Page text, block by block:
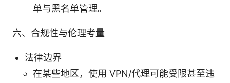
单与黑名单管理。
六、合规性与伦理考量
法律边界
在某些地区，使用 VPN/代理可能受限甚至违